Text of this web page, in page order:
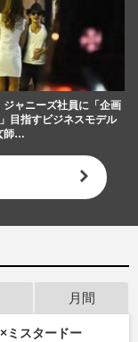
ジャニーズ社員に「企画
目指すビジネスモデル
師…
月間
ミスタードー